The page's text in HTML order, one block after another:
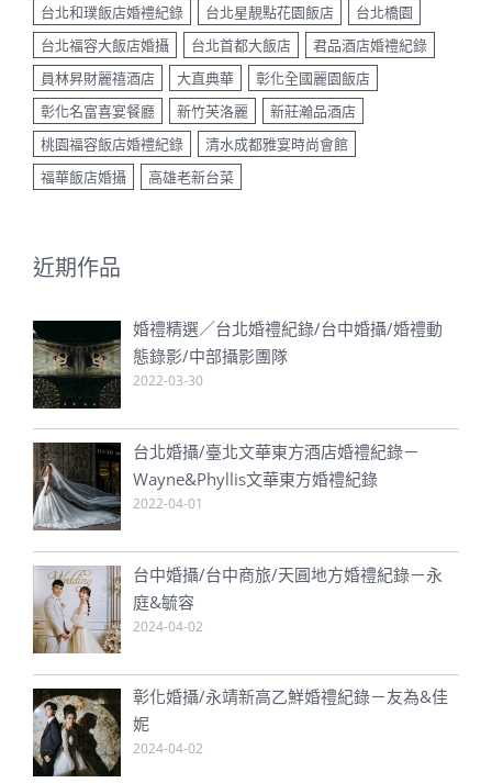
台北和璞飯店婚禮紀錄
台北星靚點花園飯店
台北橋園
台北福容大飯店婚攝
台北首都大飯店
君品酒店婚禮紀錄
員林昇財麗禧酒店
大直典華
彰化全國麗園飯店
彰化名富喜宴餐廳
新竹芙洛麗
新莊瀚品酒店
桃園福容飯店婚禮紀錄
清水成都雅宴時尚會館
福華飯店婚攝
高雄老新台菜
近期作品
婚禮精選／台北婚禮紀錄/台中婚攝/婚禮動
態錄影/中部攝影團隊
2022-03-30
台北婚攝/臺北文華東方酒店婚禮紀錄－
Wayne&Phyllis文華東方婚禮紀錄
2022-04-01
台中婚攝/台中商旅/天圓地方婚禮紀錄－永
庭&毓容
2024-04-02
彰化婚攝/永靖新高乙鮮婚禮紀錄－友為&佳
妮
2024-04-02